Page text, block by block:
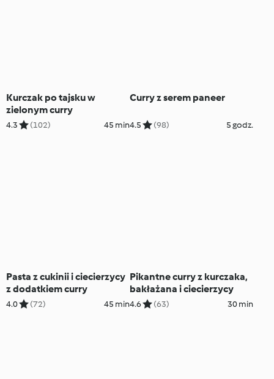
Kurczak po tajsku w
zielonym curry
4.3 (102) 45 min
Curry z serem paneer
4.5 (98) 5 godz.
Pasta z cukinii i ciecierzycy
z dodatkiem curry
4.0 (72) 45 min
Pikantne curry z kurczaka,
bakłażana i ciecierzycy
4.6 (63) 30 min